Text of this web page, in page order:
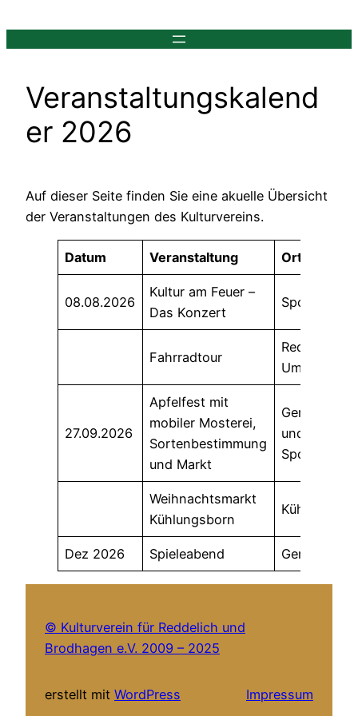
Veranstaltungskalend
er 2026
Auf dieser Seite finden Sie eine akuelle Übersicht
der Veranstaltungen des Kulturvereins.
Datum Veranstaltung Ort
08.08.2026
Kultur am Feuer –
Das Konzert
Sportplatz
Fahrradtour
Reddelich
Umgebung
27.09.2026
Apfelfest mit
mobiler Mosterei,
Sortenbestimmung
und Markt
und
Sportplatz
Weihnachtsmarkt
Kühlungsborn
Dez 2026 Spieleabend
© Kulturverein für Reddelich und
Brodhagen e.V. 2009 – 2025
erstellt mit WordPress Impressum